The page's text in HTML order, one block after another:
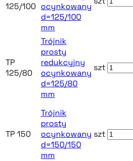
125/100 ocynkowany
d=125/100
mm
TP
125/80
Trójnik
prosty
redukcyjny
ocynkowany
d=125/80
mm
szt
TP 150
Trójnik
prosty
ocynkowany
d=150/150
mm
szt